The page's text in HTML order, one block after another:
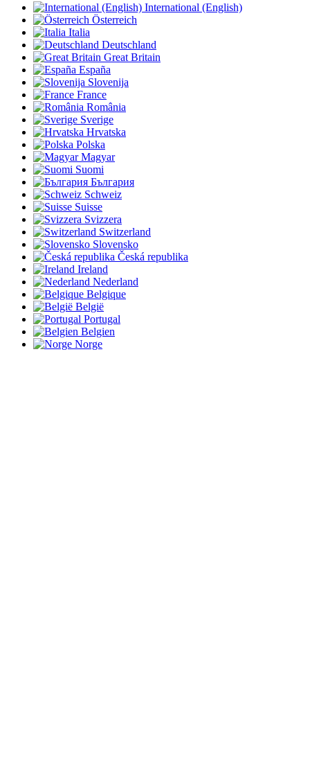
International (English)
Österreich
Italia
Deutschland
Great Britain
España
Slovenija
France
România
Sverige
Hrvatska
Polska
Magyar
Suomi
България
Schweiz
Suisse
Svizzera
Switzerland
Slovensko
Česká republika
Ireland
Nederland
Belgique
België
Portugal
Belgien
Norge